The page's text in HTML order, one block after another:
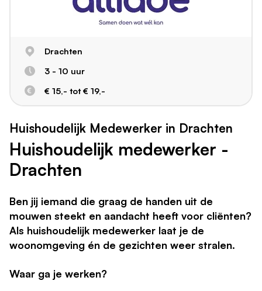
Drachten
3 - 10 uur
€ 15,- tot € 19,-
Huishoudelijk Medewerker in Drachten
Huishoudelijk medewerker -
Drachten
Ben jij iemand die graag de handen uit de
mouwen steekt en aandacht heeft voor cliënten?
Als huishoudelijk medewerker laat je de
woonomgeving én de gezichten weer stralen.
Waar ga je werken?